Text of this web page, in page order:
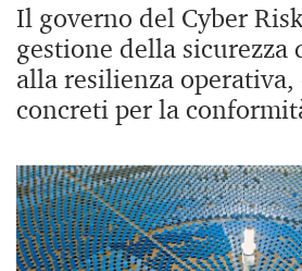
Il governo del Cyber
gestione della sicurezza
alla resilienza operativa,
concreti per la